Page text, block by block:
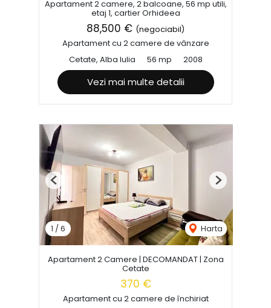
Apartament 2 camere, 2 balcoane, 56 mp utili,
etaj 1, cartier Orhideea
88,500 € (negociabil)
Apartament cu 2 camere de vânzare
Cetate, Alba Iulia
56 mp 2008
Vezi mai multe detalii
1 /6 Harta
Previous Next
Apartament 2 Camere | DECOMANDAT | Zona
Cetate
370 €
Apartament cu 2 camere de închiriat